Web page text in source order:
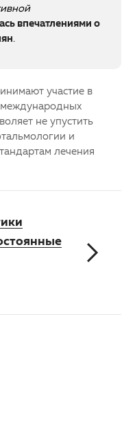
впечатлениями о
.
участие в
международных
не упустить
и
лечения